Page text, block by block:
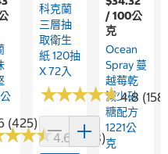
(425)
★★★
★★★4.6 (898)
科克蘭
三層抽
取衛生
紙 120抽
X 72入
★★★★★
★★★★★4.8
/ 100公
克
Ocean
Spray 蔓
越莓乾
減少砂
糖配方
1221公
克